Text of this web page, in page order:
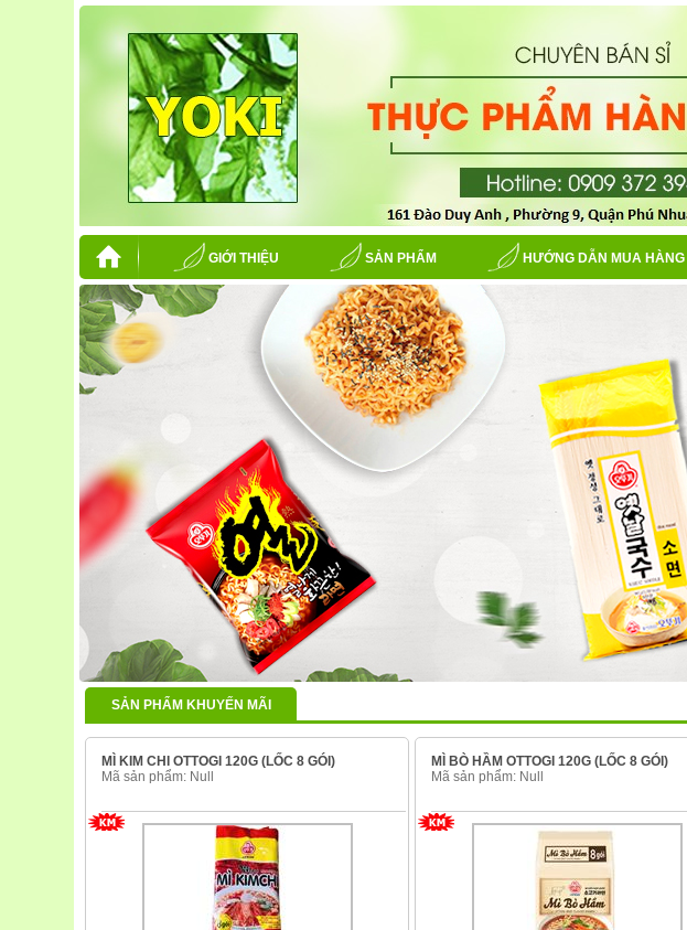
GIỚI THIỆU SẢN PHẨM HƯỚNG DẪN MUA HÀNG
SẢN PHẨM KHUYẾN MÃI
MÌ KIM CHI OTTOGI 120G (LỐC 8 GÓI)
Mã sản phẩm: Null
MÌ BÒ HẦM OTTOGI 120G (LỐC 8 GÓI)
Mã sản phẩm: Null